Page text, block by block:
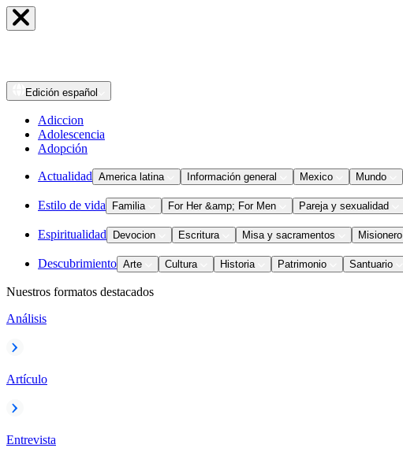
Edición español
Adiccion
Adolescencia
Adopción
Actualidad America latina Información general Mexico Mundo
Estilo de vida Familia For Her &amp; For Men Pareja y sexualidad
Espiritualidad Devocion Escritura Misa y sacramentos Misionero
Descubrimiento Arte Cultura Historia Patrimonio Santuario
Nuestros formatos destacados
Análisis
Artículo
Entrevista